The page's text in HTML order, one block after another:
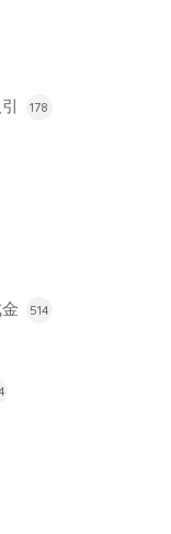
178
514